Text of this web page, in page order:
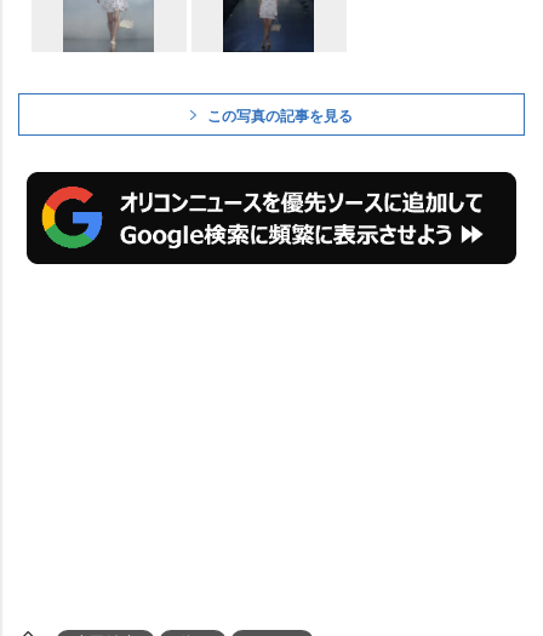
この写真の記事を見る